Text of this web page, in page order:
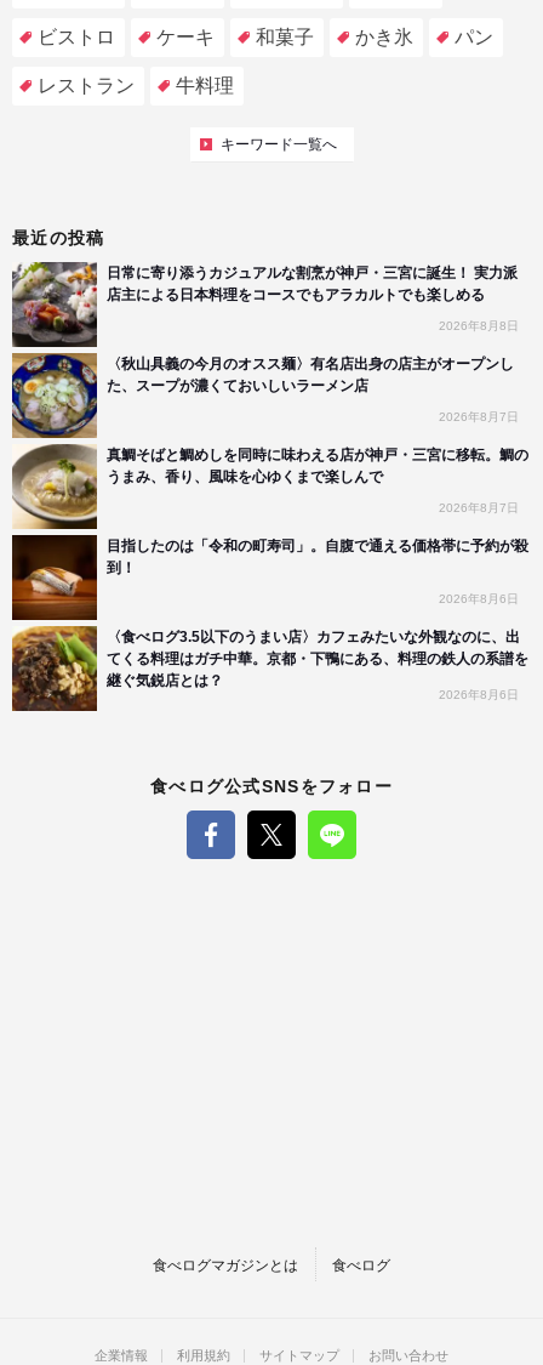
ビストロ ケーキ 和菓子 かき氷 パン
レストラン 牛料理
キーワード一覧へ
最近の投稿
日常に寄り添うカジュアルな割烹が神戸・三宮に誕生！ 実力派
店主による日本料理をコースでもアラカルトでも楽しめる
2026年8月8日
〈秋山具義の今月のオスス麺〉有名店出身の店主がオープンし
た、スープが濃くておいしいラーメン店
2026年8月7日
真鯛そばと鯛めしを同時に味わえる店が神戸・三宮に移転。鯛の
うまみ、香り、風味を心ゆくまで楽しんで
2026年8月7日
目指したのは「令和の町寿司」。自腹で通える価格帯に予約が殺
到！
2026年8月6日
〈食べログ3.5以下のうまい店〉カフェみたいな外観なのに、出
てくる料理はガチ中華。京都・下鴨にある、料理の鉄人の系譜を
継ぐ気鋭店とは？
2026年8月6日
食べログ公式SNSをフォロー
食べログマガジンとは 食べログ
企業情報 利用規約 サイトマップ お問い合わせ